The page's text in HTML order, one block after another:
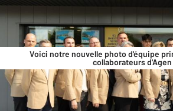
Voici notre nouvelle photo d'équipe
collaborateurs d'Agen